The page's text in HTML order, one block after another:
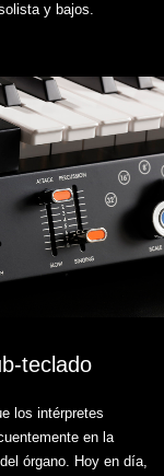
y bajos.
teclado
los intérpretes
en la
órgano. Hoy en día,